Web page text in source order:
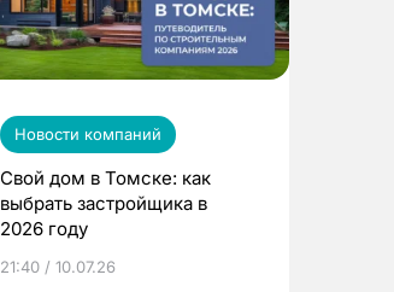
Новости компаний
Свой дом в Томске: как
выбрать застройщика в
2026 году
21:40 / 10.07.26